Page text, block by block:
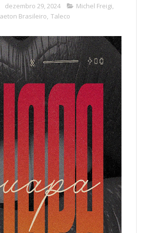
dezembro 29, 2024 Michel Freigi,
Brasileiro, Taleco